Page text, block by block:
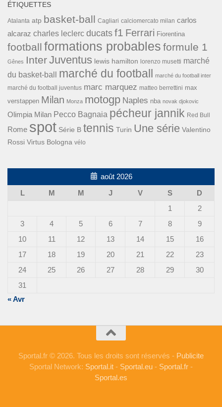
ÉTIQUETTES
Atalanta atp basket-ball Cagliari calciomercato milan carlos
alcaraz charles leclerc ducats f1 Ferrari Fiorentina
football formations probables formule 1
Gênes InterJuventus lewis hamilton lorenzo musetti marché
du basket-ball
marché du football marché du football inter
marché du football juventus marc marquez matteo berrettini max
verstappen Milan Monza motogp Naples nba novak djokovic
Olimpia Milan Pecco Bagnaia pécheur jannik Red Bull
Rome spot Série B tennis Turin Une série Valentino
Rossi Virtus Bologna vélo
août 2026
L
M M J V S
D
1
2
3
4 5 6 7 8
9
10
11 12 13 14 15
16
17
18 19 20 21 22
23
24
25 26 27 28 29
30
31
« Avr
Sportal.fr © 2026. Tous les droits sont réservés - Publicite
Sportal Network: Sportal.it - Sportal.eu - Sportal.fr -
Sportal.es